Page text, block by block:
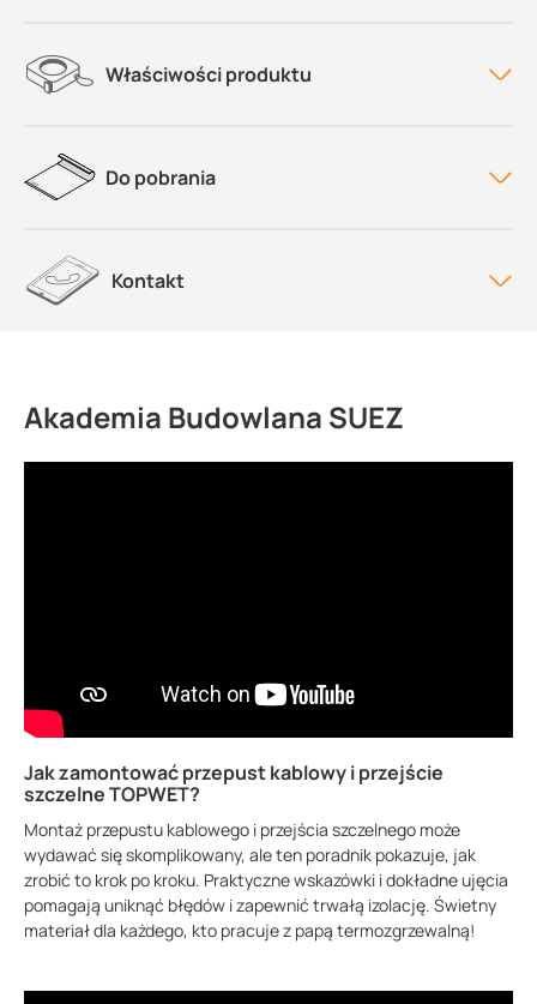
Właściwości produktu
Do pobrania
Kontakt
Akademia Budowlana SUEZ
Jak zamontować przepust kablowy i przejście
szczelne TOPWET?
Montaż przepustu kablowego i przejścia szczelnego może
wydawać się skomplikowany, ale ten poradnik pokazuje, jak
zrobić to krok po kroku. Praktyczne wskazówki i dokładne ujęcia
pomagają uniknąć błędów i zapewnić trwałą izolację. Świetny
materiał dla każdego, kto pracuje z papą termozgrzewalną!